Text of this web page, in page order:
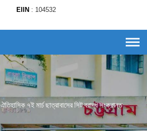
EIIN 104532
ঐতিহাসিক ৭ই মার্চ ছাত্রাবাসের সিট বরাদ্ধ সংক্রান্ত